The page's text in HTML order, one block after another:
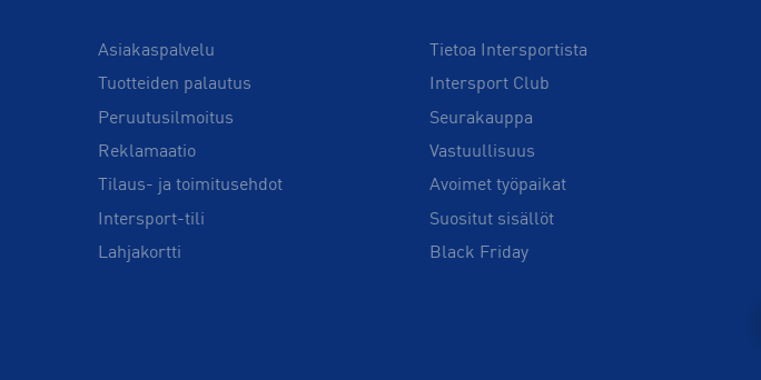
Asiakaspalvelu
Tuotteiden palautus
Peruutusilmoitus
Reklamaatio
Tilaus- ja toimitusehdot
Intersport-tili
Lahjakortti
Tietoa Intersportista
Intersport Club
Seurakauppa
Vastuullisuus
Avoimet työpaikat
Suositut sisällöt
Black Friday